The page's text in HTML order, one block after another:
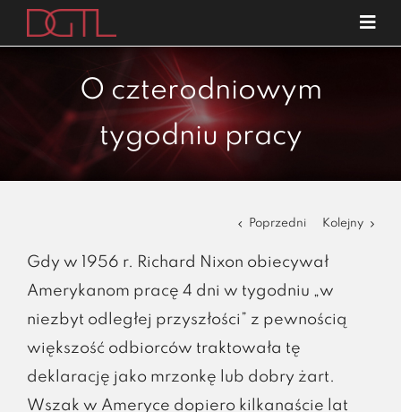
Przejdź
specjalizacje
publikacje
O czterodniowym
tygodniu pracy
Poprzedni Kolejny
Gdy w 1956 r. Richard Nixon obiecywał
Amerykanom pracę 4 dni w tygodniu „w
niezbyt odległej przyszłości” z pewnością
większość odbiorców traktowała tę
deklarację jako mrzonkę lub dobry żart.
Wszak w Ameryce dopiero kilkanaście lat